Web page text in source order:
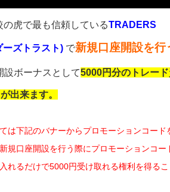
虎で最も信頼しているTRADERS
ズトラスト) で新規口座開設を行
設ボーナスとして5000円分のトレー
出来ます。
は下記のバナーからプロモーションコード
規口座開設を行う際にプロモーションコー
れるだけで5000円受け取れる権利を得る